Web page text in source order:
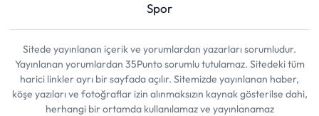
Spor
Sitede yayınlanan içerik ve yorumlardan yazarları sorumludur.
Yayınlanan yorumlardan 35Punto sorumlu tutulamaz. Sitedeki tüm
harici linkler ayrı bir sayfada açılır. Sitemizde yayınlanan haber,
köşe yazıları ve fotoğraflar izin alınmaksızın kaynak gösterilse dahi,
herhangi bir ortamda kullanılamaz ve yayınlanamaz